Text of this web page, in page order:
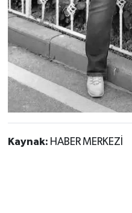
Kaynak: HABER MERKEZİ